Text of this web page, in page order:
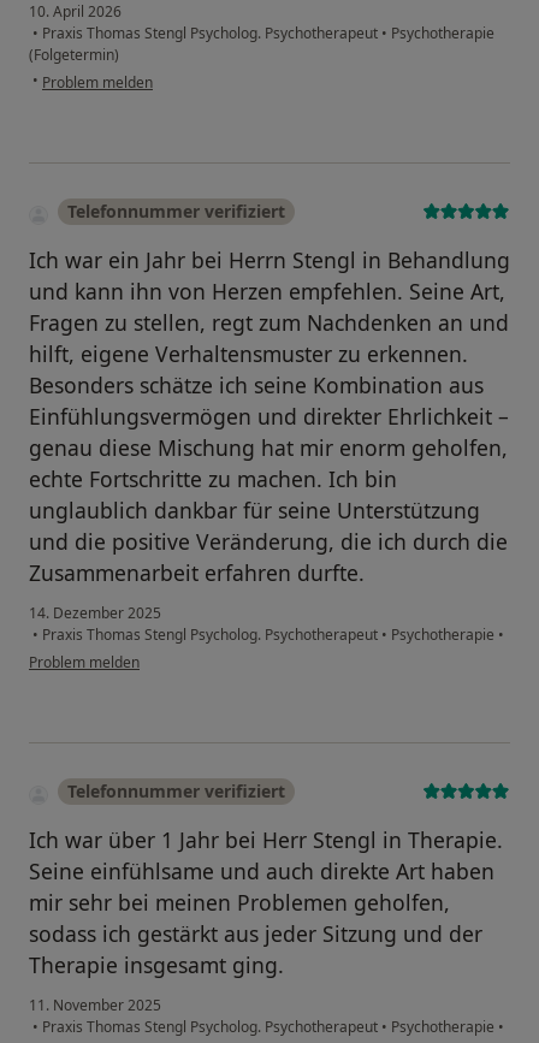
10. April 2026
• Praxis Thomas Stengl Psycholog. Psychotherapeut • Psychotherapie
(Folgetermin)
• Problem melden
Telefonnummer verifiziert
Ich war ein Jahr bei Herrn Stengl in Behandlung
und kann ihn von Herzen empfehlen. Seine Art,
Fragen zu stellen, regt zum Nachdenken an und
hilft, eigene Verhaltensmuster zu erkennen.
Besonders schätze ich seine Kombination aus
Einfühlungsvermögen und direkter Ehrlichkeit –
genau diese Mischung hat mir enorm geholfen,
echte Fortschritte zu machen. Ich bin
unglaublich dankbar für seine Unterstützung
und die positive Veränderung, die ich durch die
Zusammenarbeit erfahren durfte.
14. Dezember 2025
• Praxis Thomas Stengl Psycholog. Psychotherapeut • Psychotherapie •
Problem melden
Telefonnummer verifiziert
Ich war über 1 Jahr bei Herr Stengl in Therapie.
Seine einfühlsame und auch direkte Art haben
mir sehr bei meinen Problemen geholfen,
sodass ich gestärkt aus jeder Sitzung und der
Therapie insgesamt ging.
11. November 2025
• Praxis Thomas Stengl Psycholog. Psychotherapeut • Psychotherapie •